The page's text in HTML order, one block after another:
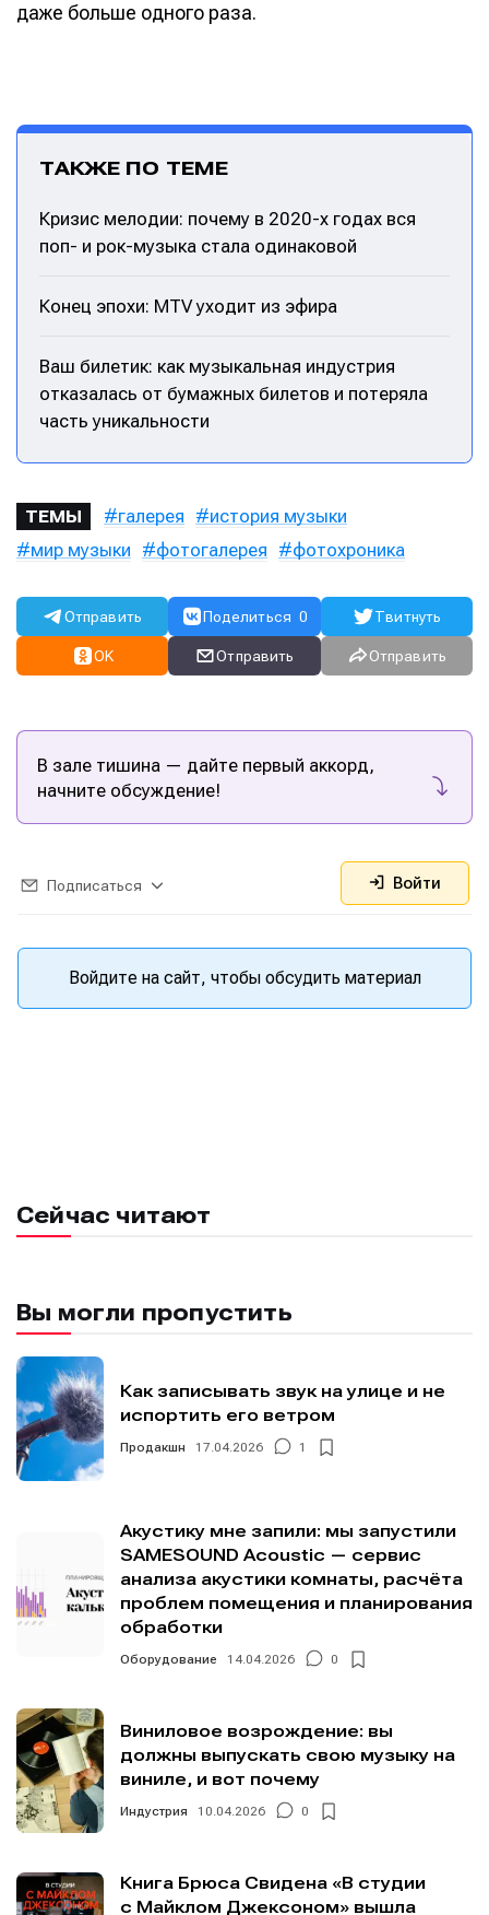
Вы сможете общаться в комментариях,
Вы сможете общаться в комментариях,
Вы сможете общаться в комментариях,
Написание
Исполнение
Продакшн
Инструменты
Оборудование
Софт
Индустрия
Вы сможете общаться в комментариях,
Написание
Исполнение
Продакшн
Инструменты
Оборудование
Софт
Индустрия
даже больше одного раза.
ТАКЖЕ ПО ТЕМЕ
Кризис мелодии: почему в 2020-х годах вся
поп- и рок-музыка стала одинаковой
Конец эпохи: MTV уходит из эфира
Ваш билетик: как музыкальная индустрия
отказалась от бумажных билетов и потеряла
часть уникальности
ТЕМЫ галерея
история музыки
мир музыки
фотогалерея фотохроника
Отправить Поделиться 0 Твитнуть
OK Отправить Отправить
В зале тишина — дайте первый аккорд,
начните обсуждение!
Подписаться Войти
Войдите на сайт, чтобы обсудить материал
Сейчас читают
Вы могли пропустить
Как записывать звук на улице и не
испортить его ветром
Продакшн 17.04.2026 1
Акустику мне запили: мы запустили
SAMESOUND Acoustic — сервис
анализа акустики комнаты, расчёта
проблем помещения и планирования
обработки
Оборудование 14.04.2026 0
Виниловое возрождение: вы
должны выпускать свою музыку на
виниле, и вот почему
Индустрия 10.04.2026 0
Книга Брюса Свидена «В студии
с Майклом Джексоном» вышла